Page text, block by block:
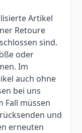
Artikel
Retoure
sind.
oder
Im
auch ohne
bei uns
Fall müssen
und
erneuten